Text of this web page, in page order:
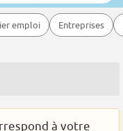
emploi Entreprises
à votre